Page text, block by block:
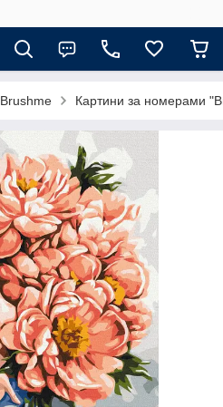
Brushme Картини за номерами